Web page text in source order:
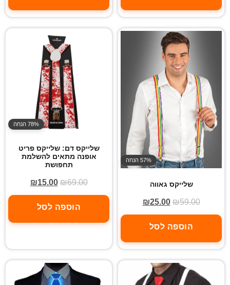
57% הנחה
שלייקס גאווה
₪59.00
₪25.00
הוספה לסל
78% הנחה
שלייקס דם: שלייקס פריט
אופנה מתאים להשלמת
תחפושת
₪69.00
₪15.00
הוספה לסל